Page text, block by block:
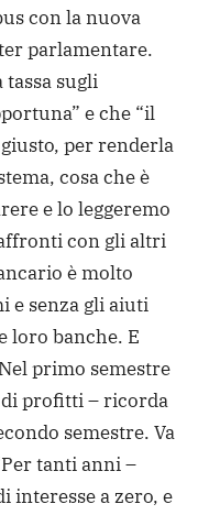
con la nuova
parlamentare.
tassa sugli
e che “il
per renderla
cosa che è
e lo leggeremo
con gli altri
è molto
e senza gli aiuti
loro banche. E
primo semestre
profitti – ricorda
semestre. Va
tanti anni –
interesse a zero, e